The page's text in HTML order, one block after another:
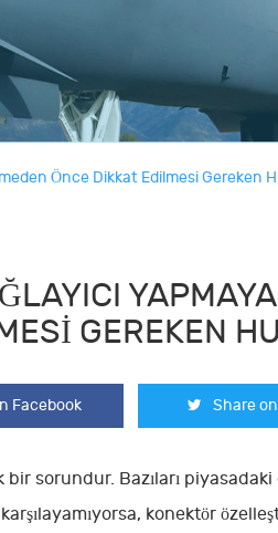
Önce Dikkat Edilmesi Gereken
GEREKEN
Facebook Share
sorundur. Bazıları
konektör